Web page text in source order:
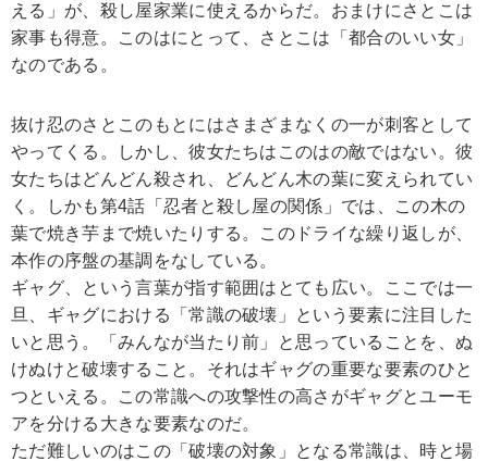
える」が、殺し屋家業に使えるからだ。おまけにさとこは
家事も得意。このはにとって、さとこは「都合のいい女」
なのである。
抜け忍のさとこのもとにはさまざまなくの一が刺客として
やってくる。しかし、彼女たちはこのはの敵ではない。彼
女たちはどんどん殺され、どんどん木の葉に変えられてい
く。しかも第4話「忍者と殺し屋の関係」では、この木の
葉で焼き芋まで焼いたりする。このドライな繰り返しが、
本作の序盤の基調をなしている。
ギャグ、という言葉が指す範囲はとても広い。ここでは一
旦、ギャグにおける「常識の破壊」という要素に注目した
いと思う。「みんなが当たり前」と思っていることを、ぬ
けぬけと破壊すること。それはギャグの重要な要素のひと
つといえる。この常識への攻撃性の高さがギャグとユーモ
アを分ける大きな要素なのだ。
ただ難しいのはこの「破壊の対象」となる常識は、時と場